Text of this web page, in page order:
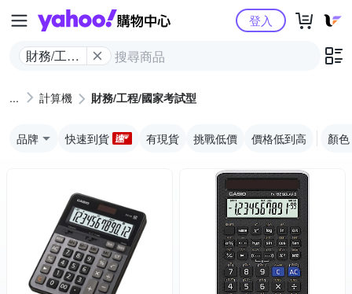
Yahoo購物中心
財務/工程/
型
登入
計算機 財務/工程/國家考試型
品牌 快速到貨 有現貨 挑戰低價 價格低到高 顏色